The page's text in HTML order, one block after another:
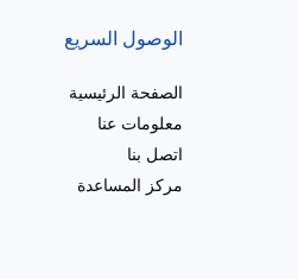
الوصول السريع
الصفحة الرئيسية
معلومات عنا
اتصل بنا
مركز المساعدة